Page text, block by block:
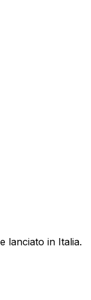
lanciato in Italia.